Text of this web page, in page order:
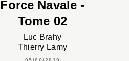
Force Navale -
Tome 02
Luc Brahy
Thierry Lamy